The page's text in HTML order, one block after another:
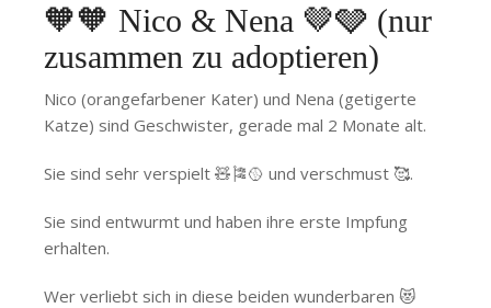
🧡🧡 Nico & Nena 🤎🩶 (nur
zusammen zu adoptieren)
Nico (orangefarbener Kater) und Nena (getigerte
Katze) sind Geschwister, gerade mal 2 Monate alt.
Sie sind sehr verspielt 🧸🎏🥎 und verschmust 🥰.
Sie sind entwurmt und haben ihre erste Impfung
erhalten.
Wer verliebt sich in diese beiden wunderbaren 😻